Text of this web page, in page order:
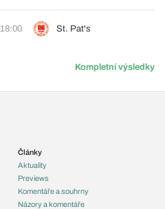
18:00 St. Pat's
Kompletní výsledky
Články
Aktuality
Previews
Komentáře a souhrny
Názory a komentáře